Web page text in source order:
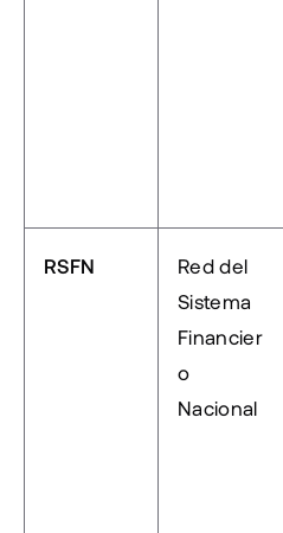
RSFN
Red del
Sistema
Financier
o
Nacional